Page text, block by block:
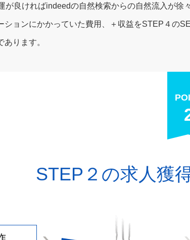
が良ければindeedの自然検索からの自然流入が
ションにかかっていた費用、＋収益をSTEP４の
ります。
STEP２の求人獲